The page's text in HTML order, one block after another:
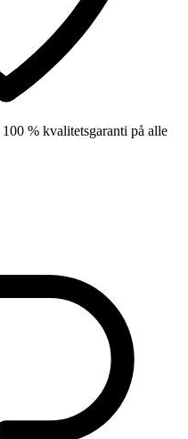
100 % kvalitetsgaranti på alle